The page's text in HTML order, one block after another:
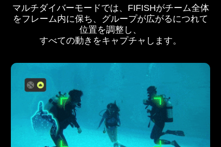
マルチダイバーモードでは、FIFISHがチーム全体
をフレーム内に保ち、グループが広がるにつれて
位置を調整し、
すべての動きをキャプチャします。